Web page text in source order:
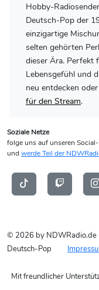
Hobby-
Deutsch-Pop der
einzigartige
selten gehörten
dieser Ära. Perfekt
Lebensgefühl und
neu entdecken
für den Stream.
Soziale Netze
folge uns auf unseren
und werde Teil der
© 2026 by NDWRadio.de
Deutsch-Pop
Mit freundlicher